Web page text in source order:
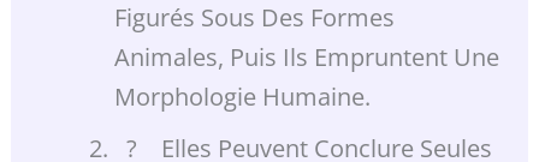
Figurés Sous Des Formes
Animales, Puis Ils Empruntent Une
Morphologie Humaine.
? Elles Peuvent Conclure Seules